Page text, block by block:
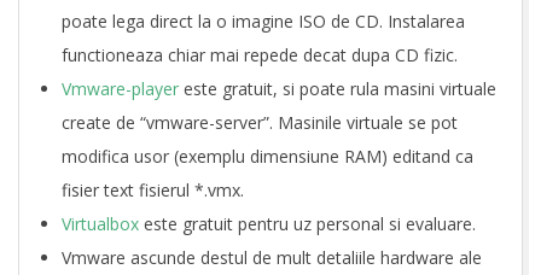
poate lega direct la o imagine ISO de CD. Instalarea
functioneaza chiar mai repede decat dupa CD fizic.
Vmware-player este gratuit, si poate rula masini virtuale
create de “vmware-server”. Masinile virtuale se pot
modifica usor (exemplu dimensiune RAM) editand ca
fisier text fisierul *.vmx.
Virtualbox este gratuit pentru uz personal si evaluare.
Vmware ascunde destul de mult detaliile hardware ale